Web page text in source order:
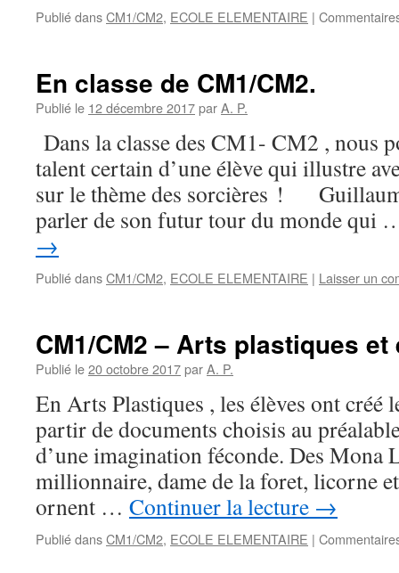
Publié dansCM1/CM2, ECOLE ELEMENTAIRE |
En classe de CM1/CM2.
Publié le 12 décembre 2017parA. P.
Dans la classe des CM1- CM2 , nous
talent certain d’une élève qui illustre
sur le thème des sorcières !
parler de son futur tour du monde qui
→
Publié dansCM1/CM2, ECOLE ELEMENTAIRE | Laisser un
CM1/CM2 – Arts plastiques et
Publié le20 octobre 2017parA. P.
En Arts Plastiques , les élèves ont créé
partir de documents choisis au
d’une imagination féconde. Des Mona
millionnaire, dame de la foret, licorne
ornent … Continuer la lecture →
Publié dansCM1/CM2, ECOLE ELEMENTAIRE |